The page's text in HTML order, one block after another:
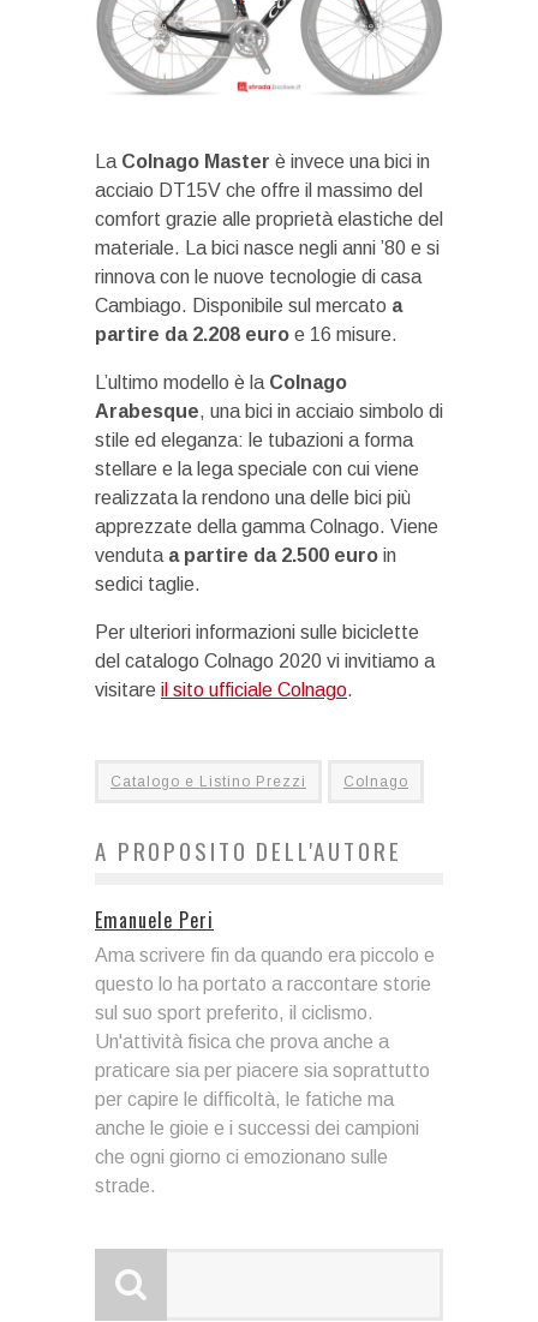
La Colnago Master è invece una bici in
acciaio DT15V che offre il massimo del
comfort grazie alle proprietà elastiche del
materiale. La bici nasce negli anni ’80 e si
rinnova con le nuove tecnologie di casa
Cambiago. Disponibile sul mercato a
partire da 2.208 euro e 16 misure.
L’ultimo modello è la Colnago
Arabesque, una bici in acciaio simbolo di
stile ed eleganza: le tubazioni a forma
stellare e la lega speciale con cui viene
realizzata la rendono una delle bici più
apprezzate della gamma Colnago. Viene
venduta a partire da 2.500 euro in
sedici taglie.
Per ulteriori informazioni sulle biciclette
del catalogo Colnago 2020 vi invitiamo a
visitare il sito ufficiale Colnago.
Catalogo e Listino Prezzi Colnago
A PROPOSITO DELL'AUTORE
Emanuele Peri
Ama scrivere fin da quando era piccolo e
questo lo ha portato a raccontare storie
sul suo sport preferito, il ciclismo.
Un'attività fisica che prova anche a
praticare sia per piacere sia soprattutto
per capire le difficoltà, le fatiche ma
anche le gioie e i successi dei campioni
che ogni giorno ci emozionano sulle
strade.